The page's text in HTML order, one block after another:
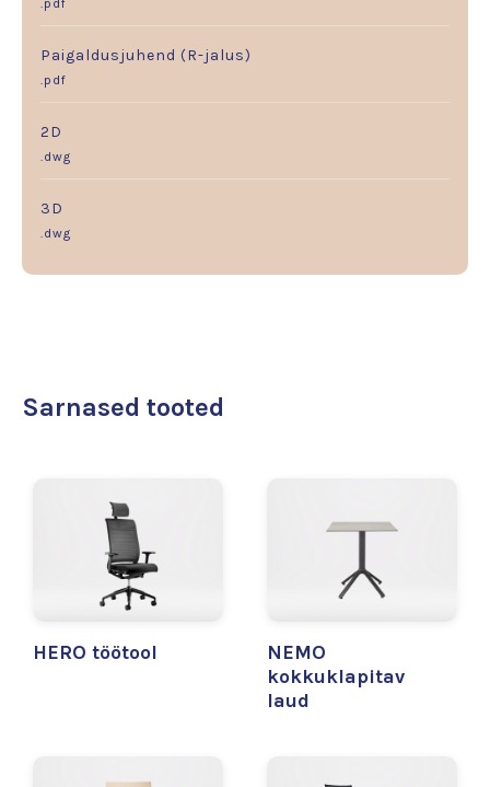
.pdf
Paigaldusjuhend (R-jalus)
.pdf
2D
.dwg
3D
.dwg
Sarnased tooted
HERO töötool
NEMO
kokkuklapitav
laud